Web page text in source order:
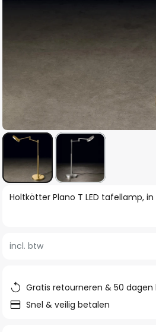
Ga
van
afbeeldingen-
gallerij
Holtkötter Plano T LED tafellamp,
incl. btw
Gratis retourneren & 50 dagen
Snel & veilig betalen